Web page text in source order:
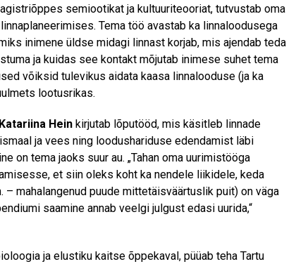
semiootikat ja kultuuriteooriat, tutvustab oma
Tema töö avastab ka linnaloodusega
inimene üldse midagi linnast korjab, mis ajendab teda
ja kuidas see kontakt mõjutab inimese suhet tema
võiksid tulevikus aidata kaasa linnalooduse (ja ka
lootusrikas.
Katariina Hein kirjutab lõputööd, mis käsitleb linnade
ja vees ning loodushariduse edendamist läbi
on tema jaoks suur au. „Tahan oma uurimistööga
et siin oleks koht ka nendele liikidele, keda
mahalangenud puude mittetäisväärtuslik puit) on väga
saamine annab veelgi julgust edasi uurida,“
ja elustiku kaitse õppekaval, püüab teha Tartu